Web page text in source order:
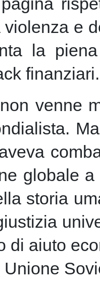
e
la
finanziari.
venne
globale
storia
di aiuto